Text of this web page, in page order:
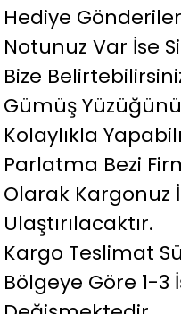
Hediye
Notunuz Var İse
Bize
Gümüş
Kolaylıkla
Parlatma Bezi
Olarak Kargonuz
Ulaştırılacaktır.
Kargo Teslimat
Bölgeye Göre 1-3